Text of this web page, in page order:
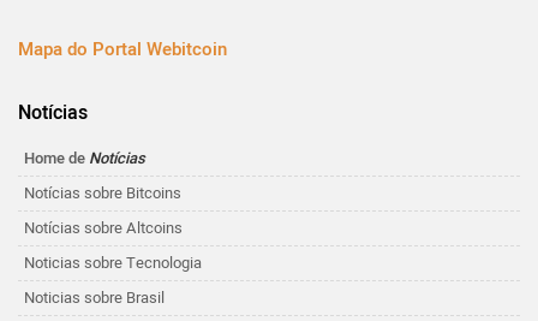
Mapa do Portal Webitcoin
Notícias
Home de Notícias
Notícias sobre Bitcoins
Notícias sobre Altcoins
Noticias sobre Tecnologia
Noticias sobre Brasil